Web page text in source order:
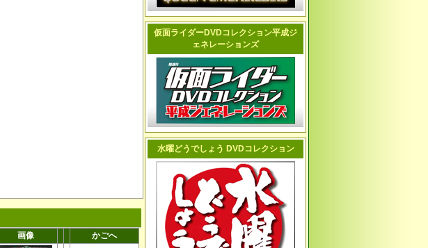
画像 かごへ
仮面ライダーDVDコレクション平成ジ
ェネレーションズ
水曜どうでしょう DVDコレクション